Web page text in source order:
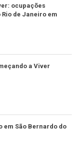
ocupações
de Janeiro em
a Viver
em São Bernardo do